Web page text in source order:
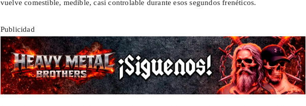
vuelve comestible, medible, casi controlable durante esos segundos frenéticos.
Publicidad